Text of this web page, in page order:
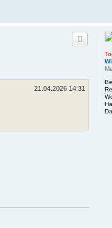
21.04.2026 14:31